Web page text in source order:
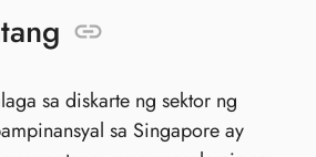
sa diskarte ng sektor ng
sa Singapore ay